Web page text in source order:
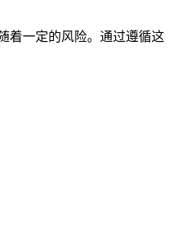
着一定的风险。通过遵循这